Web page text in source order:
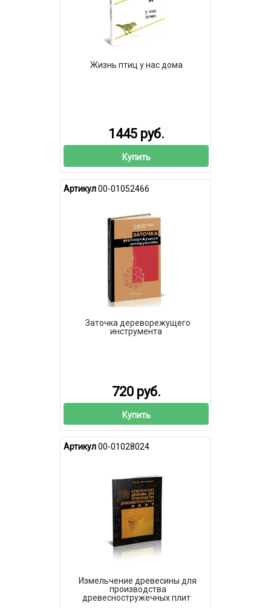
Жизнь птиц у нас дома
1445 руб.
Купить
Артикул00-01052466
Заточка дереворежущего
инструмента
720 руб.
Купить
Артикул00-01028024
Измельчение древесины для
производства
древесностружечных плит